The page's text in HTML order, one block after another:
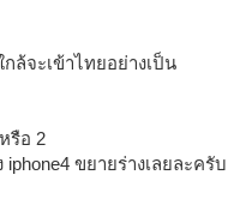
ล้จะเข้าไทยอย่างเป็น
รือ 2
ขยายร่างเลยละครับ